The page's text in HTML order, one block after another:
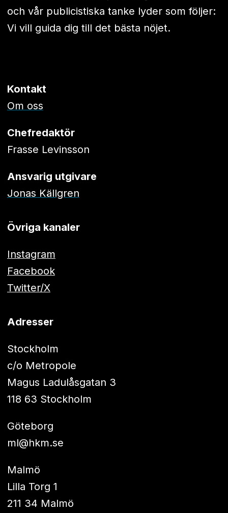
och vår publicistiska tanke lyder som följer:
Vi vill guida dig till det bästa nöjet.
Kontakt
Om oss
Chefredaktör
Frasse Levinsson
Ansvarig utgivare
Jonas Källgren
Övriga kanaler
Instagram
Facebook
Twitter/X
Adresser
Stockholm
c/o Metropole
Magus Ladulåsgatan 3
118 63 Stockholm
Göteborg
ml@hkm.se
Malmö
Lilla Torg 1
211 34 Malmö